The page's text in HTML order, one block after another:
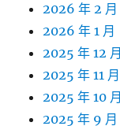
2026 年 2 月
2026 年 1 月
2025 年 12 月
2025 年 11 月
2025 年 10 月
2025 年 9 月